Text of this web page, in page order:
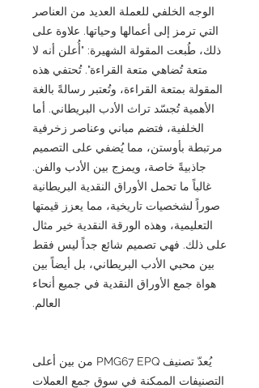
الوجه الخلفي للعملة العديد من العناصر
التي ترمز إلى أعمالها وحياتها. علاوة على
ذلك، طُبعت المقولة الشهيرة: "أُعلن أنه لا
متعة تُضاهي متعة القراءة". تُحتفي هذه
المقولة بمتعة القراءة، وتُعتبر رسالةً بالغة
الأهمية تُجسّد تراث الأدب البريطاني. أما
الخلفية، فتضم مباني وعناصر زخرفية
مرتبطة بأوستن، مما يُضفي على التصميم
جاذبيةً خاصة، ويمزج بين الأدب والفن.
غالباً ما تحمل الأوراق النقدية البريطانية
صوراً لشخصيات تاريخية، مما يعزز قيمتها
التعليمية، وهذه الورقة النقدية خير مثال
على ذلك. فهي تصميم شائع جداً ليس فقط
بين محبي الأدب البريطاني، بل أيضاً بين
هواة جمع الأوراق النقدية في جميع أنحاء
العالم.
يُعدّ تصنيف PMG67 EPQ من بين أعلى
التصنيفات الممكنة في سوق جمع العملات